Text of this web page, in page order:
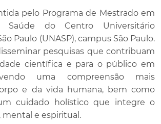
pelo Programa de Mestrado em
Saúde do Centro Universitário
Paulo (UNASP), campus São Paulo.
pesquisas que contribuam
científica e para o público em
uma compreensão mais
e da vida humana, bem como
cuidado holístico que integre o
mental e espiritual.